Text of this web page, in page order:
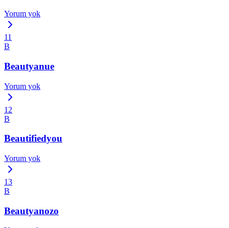
Yorum yok
11
B
Beautyanue
Yorum yok
12
B
Beautifiedyou
Yorum yok
13
B
Beautyanozo